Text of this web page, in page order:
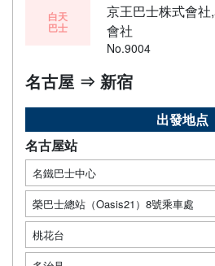
白天
巴士
京王巴士株式會
會社
No.9004
名古屋 ⇒ 新宿
出發地点
名古屋站
名鐵巴士中心
榮巴士總站（Oasis21）8號乘車處
桃花台